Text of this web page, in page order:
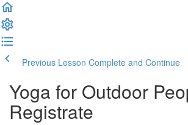
Previous Lesson Complete and Continue
Yoga for Outdoor
Registrate